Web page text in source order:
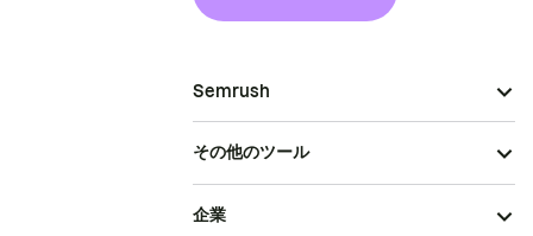
Semrush
その他のツール
企業